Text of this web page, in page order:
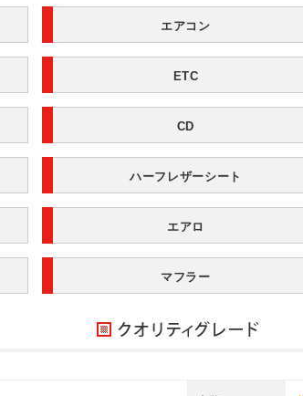
エアコン
ETC
CD
ハーフレザーシート
エアロ
マフラー